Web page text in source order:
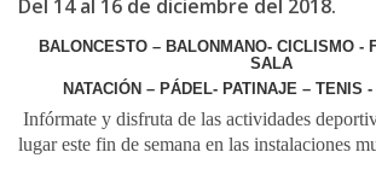
Del 14 al 16 de diciembre del 2018.
BALONCESTO – BALONMANO- CICLISMO -
SALA
NATACIÓN – PÁDEL- PATINAJE – TENIS
Infórmate y disfruta de las actividades
lugar este fin de semana en las instalaciones